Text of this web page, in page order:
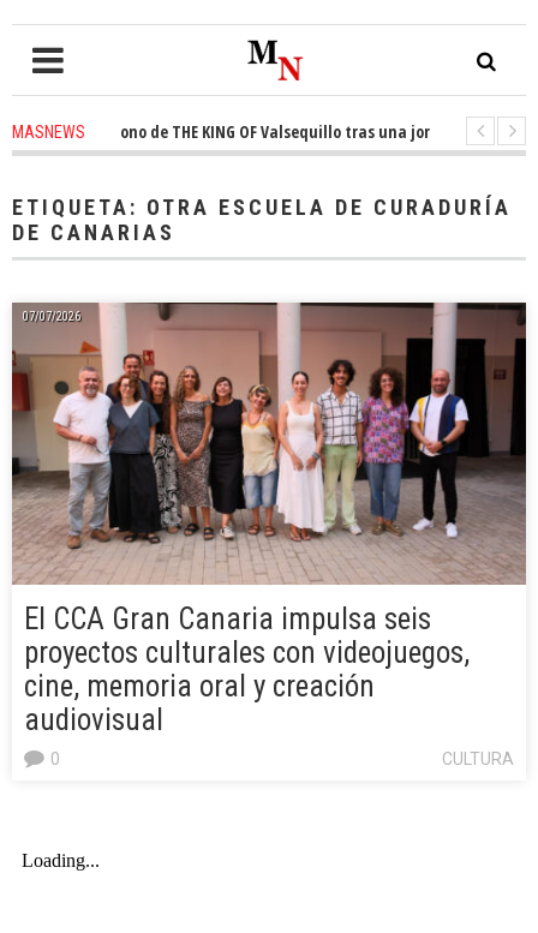
MASNEWS
el trono de THE KING OF Valsequillo tras una jornada de baloncesto
ETIQUETA: OTRA ESCUELA DE CURADURÍA
DE CANARIAS
07/07/2026
El CCA Gran Canaria impulsa seis
proyectos culturales con videojuegos,
cine, memoria oral y creación
audiovisual
CULTURA
0